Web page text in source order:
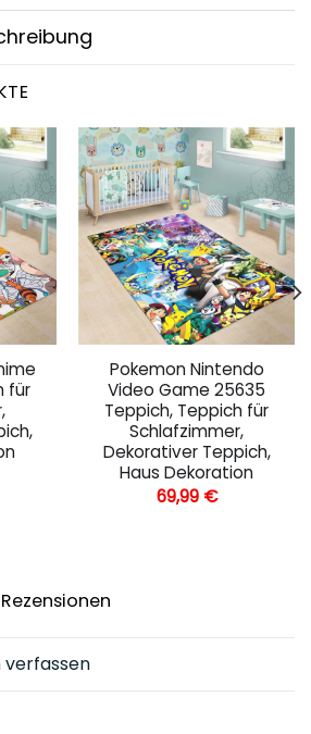
für
Pokemon Nintendo
Video Game 25635
Teppich, Teppich für
Schlafzimmer,
Dekorativer Teppich,
Haus Dekoration
69,99 €
verfassen